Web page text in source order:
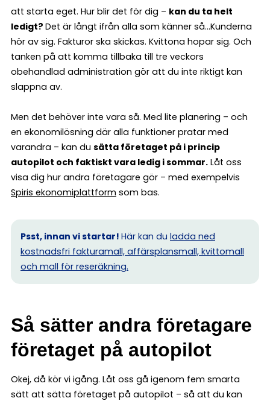
att starta eget. Hur blir det för dig – kan du ta helt
ledigt? Det är långt ifrån alla som känner så…Kunderna
hör av sig. Fakturor ska skickas. Kvittona hopar sig. Och
tanken på att komma tillbaka till tre veckors
obehandlad administration gör att du inte riktigt kan
slappna av.
Men det behöver inte vara så. Med lite planering – och
en ekonomilösning där alla funktioner pratar med
varandra – kan du sätta företaget på i princip
autopilot och faktiskt vara ledig i sommar. Låt oss
visa dig hur andra företagare gör – med exempelvis
Spiris ekonomiplattform som bas.
Psst, innan vi startar! Här kan du ladda ned
kostnadsfri fakturamall, affärsplansmall, kvittomall
och mall för reseräkning.
Så sätter andra företagare
företaget på autopilot
Okej, då kör vi igång. Låt oss gå igenom fem smarta
sätt att sätta företaget på autopilot – så att du kan